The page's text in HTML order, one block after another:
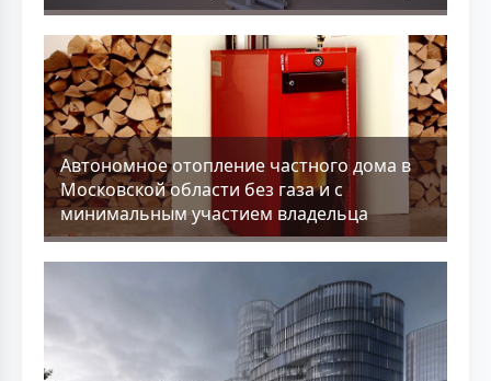
Aвтономное отопление частного дома в
Московской области без газа и с
минимальным участием владельца